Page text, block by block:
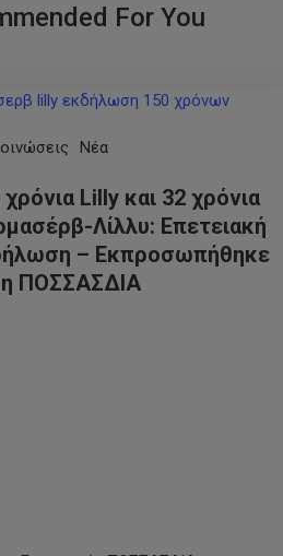
For You
Νέα
χρόνια Lilly και 32 χρόνια
Λίλλυ: Eπετειακή
– Εκπροσωπήθηκε
η ΠΟΣΣΑΣΔΙΑ